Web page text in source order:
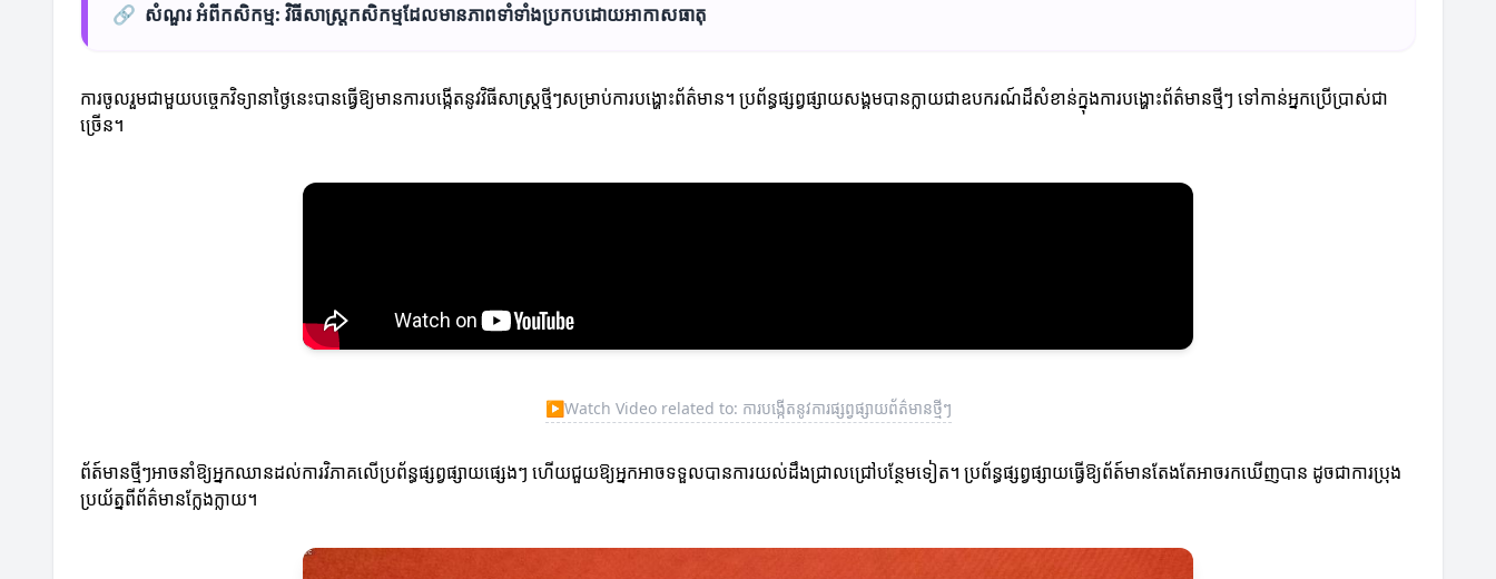
🔗 សំណួរ អំពីកសិកម្ម: វិធីសាស្រ្តកសិកម្មដែលមានភាពទាំទាំងប្រកបដោយអាកាសធាតុ
ការចូលរួមជាមួយបច្ចេកវិទ្យានាថ្ងៃនេះបានធ្វើឱ្យមានការបង្កើតនូវវិធីសាស្ត្រថ្មីៗសម្រាប់ការបង្ហោះព័ត៌មាន។ ប្រព័ន្ធផ្សព្វផ្សាយសង្គមបានក្លាយជាឧបករណ៍ដ៏សំខាន់ក្នុងការបង្ហោះព័ត៌មានថ្មីៗ ទៅកាន់អ្នកប្រើប្រាស់ជា
ច្រើន។
▶Watch Video related to: ការបង្កើតនូវការផ្សព្វផ្សាយព័ត៌មានថ្មីៗ
ព័ត៍មានថ្មីៗអាចនាំឱ្យអ្នកឈានដល់ការវិភាគលើប្រព័ន្ធផ្សព្វផ្សាយផ្សេងៗ ហើយជួយឱ្យអ្នកអាចទទួលបានការយល់ដឹងជ្រាលជ្រៅបន្ថែមទៀត។ ប្រព័ន្ធផ្សព្វផ្សាយធ្វើឱ្យព័ត៍មានតែងតែអាចរកឃើញបាន ដូចជាការប្រុង
ប្រយ័ត្នពីព័ត៌មានក្លែងក្លាយ។